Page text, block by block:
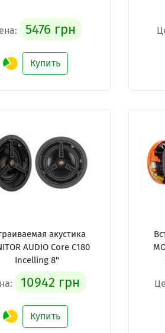
5476 грн
Купить
акустика
AUDIO Core C180
Incelling 8"
10942 грн
Купить